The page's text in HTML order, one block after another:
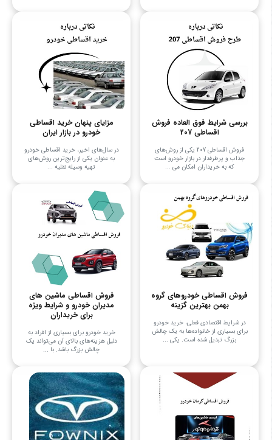
بررسی شرایط فوق العاده فروش
اقساطی 207
فروش اقساطی 207 یکی از روش‌های
جذاب و پرطرفدار در بازار خودرو است
که به خریداران امکان می‌ ...
مزایای پنهان خرید اقساطی
خودرو در بازار ایران
در سال‌های اخیر، خرید اقساطی خودرو
به عنوان یکی از رایج‌ترین روش‌های
تهیه وسیله نقلیه ...
فروش اقساطی خودروهای گروه
بهمن بهترین گزینه
در شرایط اقتصادی فعلی، خرید خودرو
برای بسیاری از خانواده‌ها به یک چالش
بزرگ تبدیل شده است. یکی ...
فروش اقساطی ماشین های
مدیران خودرو و شرایط ویژه
برای خریداران
خرید خودرو برای بسیاری از افراد به
دلیل هزینه‌های بالای آن می‌تواند یک
چالش بزرگ باشد. با ...